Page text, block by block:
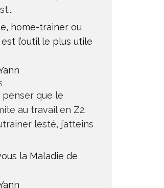
home-trainer ou
l’outil le plus utile
que le
au travail en Z2.
lesté, j’atteins
la Maladie de